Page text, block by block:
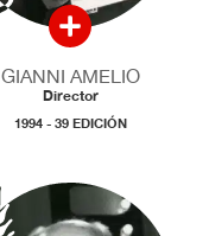
GIANNI AMELIO
Director
1994 - 39 EDICIÓN